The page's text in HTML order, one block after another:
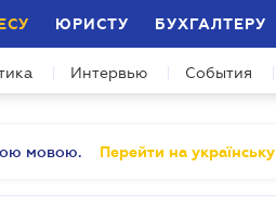
ЮРИСТУ БУХГАЛТЕРУ
Интервью События
мовою. Перейти на українську